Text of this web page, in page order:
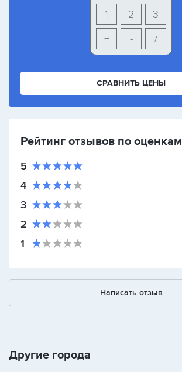
3
2
1
+
- /
СРАВНИТЬ ЦЕНЫ
Рейтинг отзывов по оценкам
5
4
3
2
1
Написать отзыв
Другие города